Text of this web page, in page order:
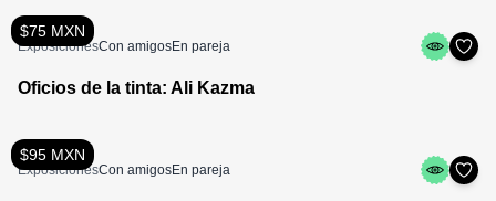
$75 MXN
ExposicionesCon amigosEn pareja
Oficios de la tinta: Ali Kazma
$95 MXN
ExposicionesCon amigosEn pareja